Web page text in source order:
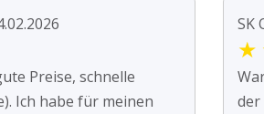
Preise, schnelle
Ich habe für meinen
SK
★
der